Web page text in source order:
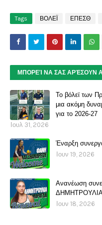
Tags ΒΟΛΕΪ ΕΠΕΣΘ
ΜΠΟΡΕΊ ΝΑ ΣΑΣ ΑΡΈΣΟΥΝ
Το βόλεϊ των
μια ακόμη
για το 2026-27
Ιουλ 31, 2026
Έναρξη
Ιουν 19, 2026
Ανανέωση
Ιουν 18, 2026